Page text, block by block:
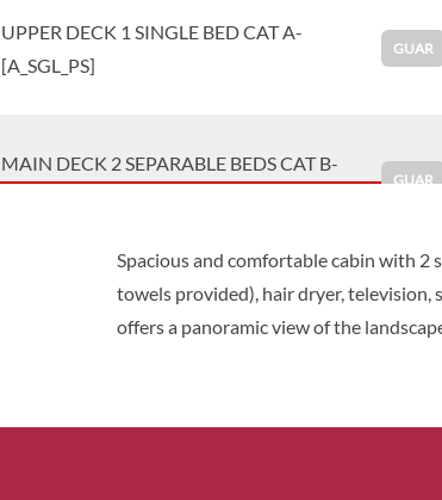
UPPER DECK 1 SINGLE BED CAT A-
[A_SGL_PS]
GUAR
MAIN DECK 2 SEPARABLE BEDS CAT B-
GUAR
UPPER DECK 2 SEPARABLE BEDS CAT
UPPER DECK 1 LARGE BED-PRM CAT B-
Spacious and comfortable cabin with 2
towels provided), hair dryer, television,
offers a panoramic view of the